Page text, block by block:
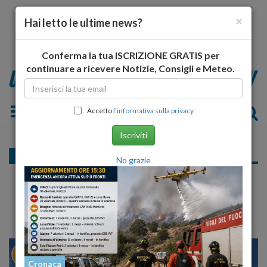
Toggle navigation
Ambiente
ORSI UCCISI: PECORARO SCANIO, PIANO
PER DESTABILIZZARE PARCHI
MILANO 28 30
×
Hai letto le ultime news?
Conferma la tua ISCRIZIONE GRATIS per
continuare a ricevere Notizie, Consigli e Meteo.
Accettol'informativa sulla privacy
Iscriviti
No grazie
Cronaca